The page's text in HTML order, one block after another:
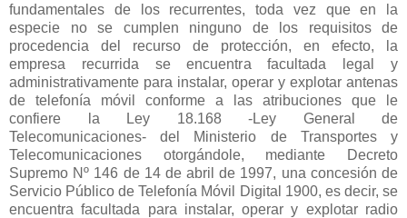
fundamentales de los recurrentes, toda vez que en la
especie no se cumplen ninguno de los requisitos de
procedencia del recurso de protección, en efecto, la
empresa recurrida se encuentra facultada legal y
administrativamente para instalar, operar y explotar antenas
de telefonía móvil conforme a las atribuciones que le
confiere la Ley 18.168 -Ley General de
Telecomunicaciones- del Ministerio de Transportes y
Telecomunicaciones otorgándole, mediante Decreto
Supremo Nº 146 de 14 de abril de 1997, una concesión de
Servicio Público de Telefonía Móvil Digital 1900, es decir, se
encuentra facultada para instalar, operar y explotar radio